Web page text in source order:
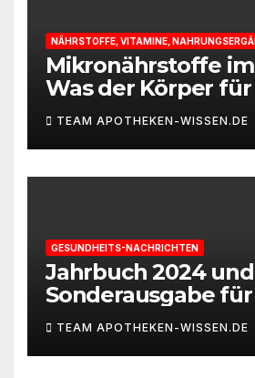
NÄHRSTOFFE, VITAMINE,
Mikronährstoffe
Was der Körper
und
braucht
TEAM APOTHEKEN-WISSEN.DE
GESUNDHEITS-NACHRICHTEN
Jahrbuch 2024 und
Sonderausgabe
des Deutschen IVF-
Zahl der
nach
TEAM APOTHEKEN-WISSEN.DE